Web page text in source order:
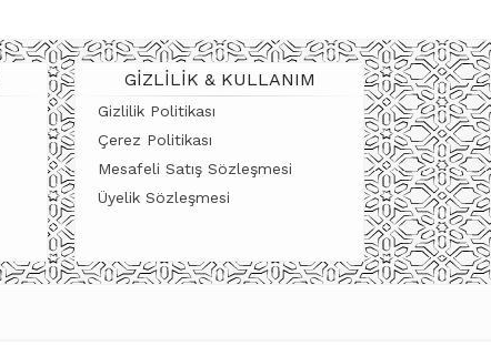
GIZLILIK & KULLANIM
Gizlilik Politikası
Çerez Politikası
Mesafeli Satış Sözleşmesi
Üyelik Sözleşmesi